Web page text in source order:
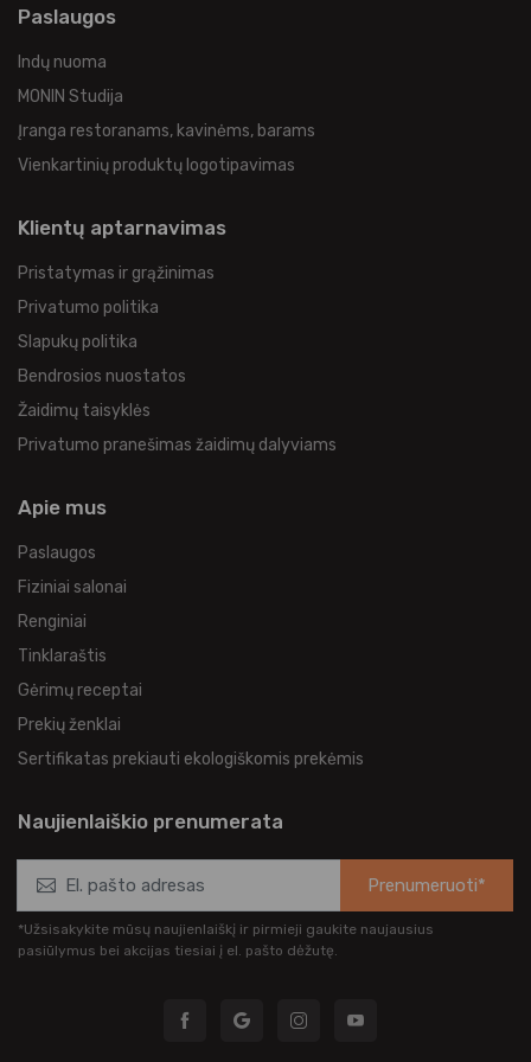
Paslaugos
Indų nuoma
MONIN Studija
Įranga restoranams, kavinėms, barams
Vienkartinių produktų logotipavimas
Klientų aptarnavimas
Pristatymas ir grąžinimas
Privatumo politika
Slapukų politika
Bendrosios nuostatos
Žaidimų taisyklės
Privatumo pranešimas žaidimų dalyviams
Apie mus
Paslaugos
Fiziniai salonai
Renginiai
Tinklaraštis
Gėrimų receptai
Prekių ženklai
Sertifikatas prekiauti ekologiškomis prekėmis
Naujienlaiškio prenumerata
Prenumeruoti*
*Užsisakykite mūsų naujienlaiškį ir pirmieji gaukite naujausius
pasiūlymus bei akcijas tiesiai į el. pašto dėžutę.